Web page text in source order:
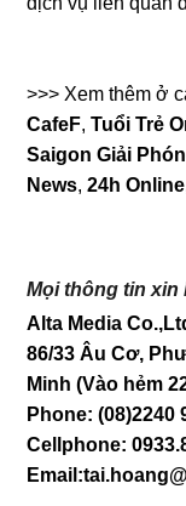
>>> Xem thêm ở
CafeF,Tuổi Trẻ
Saigon Giải
News, 24h Online
Mọi thông tin xin
Alta Media
86/33 Âu Cơ,
Minh (Vào hẻm
Phone: (08)2240
Cellphone: